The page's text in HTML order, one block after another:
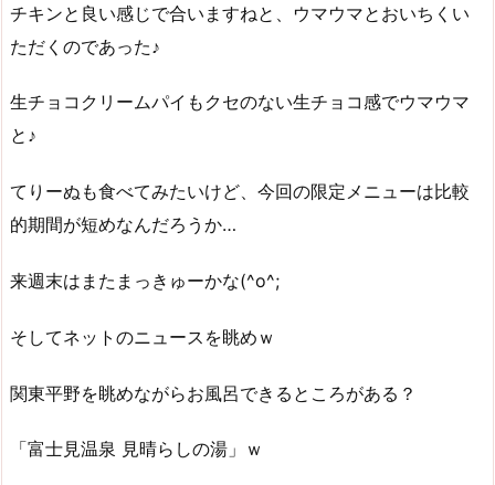
チキンと良い感じで合いますねと、ウマウマとおいちくい
ただくのであった♪
生チョコクリームパイもクセのない生チョコ感でウマウマ
と♪
てりーぬも食べてみたいけど、今回の限定メニューは比較
的期間が短めなんだろうか…
来週末はまたまっきゅーかな(^o^;
そしてネットのニュースを眺めｗ
関東平野を眺めながらお風呂できるところがある？
「富士見温泉 見晴らしの湯」ｗ